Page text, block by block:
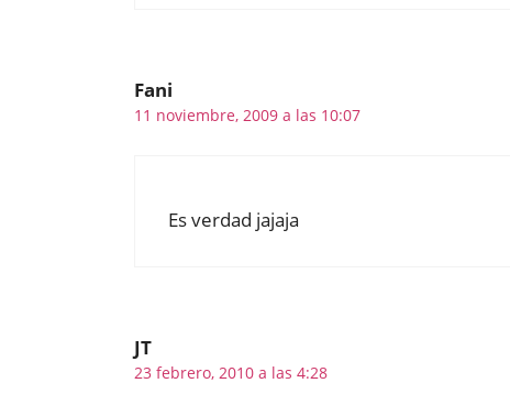
Fani
11 noviembre, 2009 a las 10:07
Es verdad jajaja
JT
23 febrero, 2010 a las 4:28